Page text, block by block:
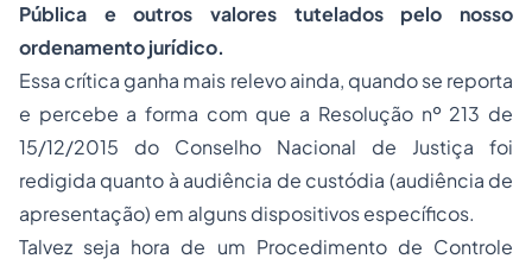
Pública e outros valores tutelados pelo nosso
ordenamento jurídico.
Essa crítica ganha mais relevo ainda, quando se reporta
e percebe a forma com que a Resolução nº 213 de
15/12/2015 do Conselho Nacional de Justiça foi
redigida quanto à audiência de custódia (audiência de
apresentação) em alguns dispositivos específicos.
Talvez seja hora de um Procedimento de Controle